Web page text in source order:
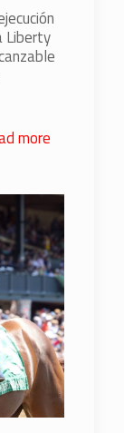
Liberty
more